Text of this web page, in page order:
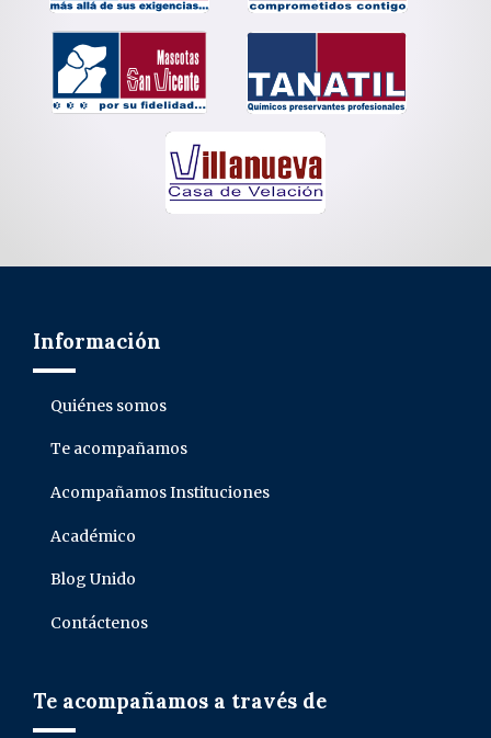
Información
Quiénes somos
Te acompañamos
Acompañamos Instituciones
Académico
Blog Unido
Contáctenos
Te acompañamos a través de